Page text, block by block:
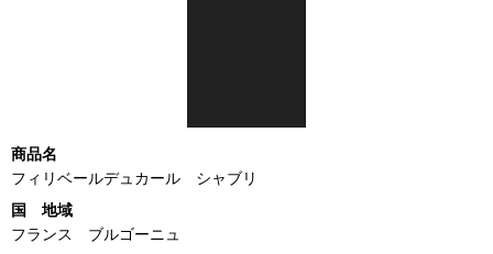
商品名
フィリベールデュカール シャブリ
国 地域
フランス ブルゴーニュ